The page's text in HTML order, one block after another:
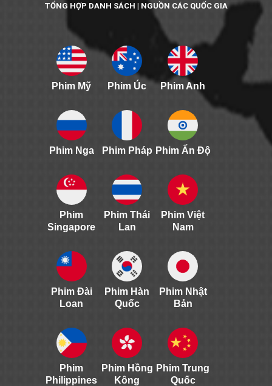
TỔNG HỢP DANH SÁCH | NGUỒN CÁC QUỐC GIA
Phim Mỹ Phim Úc Phim Anh
Phim Nga Phim Pháp Phim Ấn Độ
Phim
Singapore
Phim Thái
Lan
Phim Việt
Nam
Phim Đài
Loan
Phim Hàn
Quốc
Phim Nhật
Bản
Phim
Philippines
Phim Hồng
Kông
Phim Trung
Quốc